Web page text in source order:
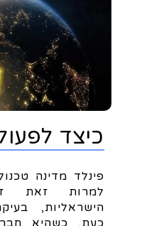
כיצד
פינלד מדינה
למרות זאת
הישראליות,
כעת, כשהיא